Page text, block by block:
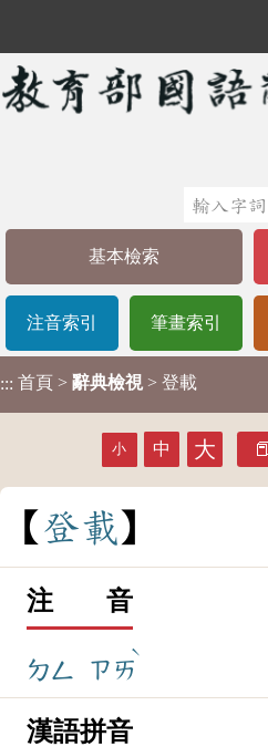
基本檢索
注音索引 筆畫索引
::: 首頁 > 辭典檢視 > 登載
小 中 大
登載
注 音
ㄉㄥ ㄗㄞ
ˋ
漢語拼音